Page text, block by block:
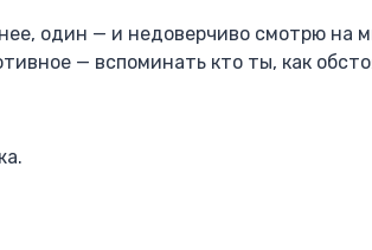
один — и недоверчиво смотрю на
— вспоминать кто ты, как